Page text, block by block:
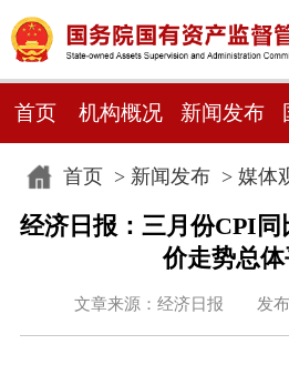
首页 机构概况 新闻发布
首页> 新闻发布> 媒体
经济日报：三月份CPI
价走势总
文章来源：经济日报 发布